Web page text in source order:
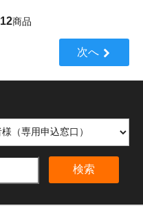
12商品
次へ
検索